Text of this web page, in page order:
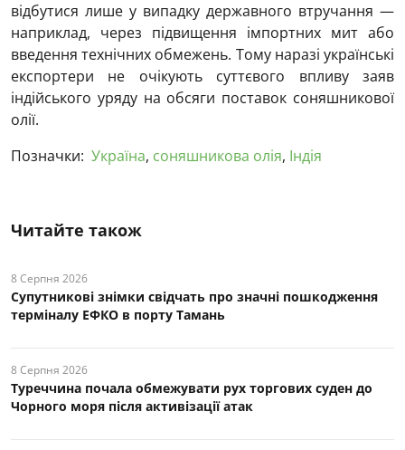
відбутися лише у випадку державного втручання —
наприклад, через підвищення імпортних мит або
введення технічних обмежень. Тому наразі українські
експортери не очікують суттєвого впливу заяв
індійського уряду на обсяги поставок соняшникової
олії.
Позначки: Україна, соняшникова олія, Індія
Читайте також
8 Серпня 2026
Супутникові знімки свідчать про значні пошкодження
терміналу ЕФКО в порту Тамань
8 Серпня 2026
Туреччина почала обмежувати рух торгових суден до
Чорного моря після активізації атак